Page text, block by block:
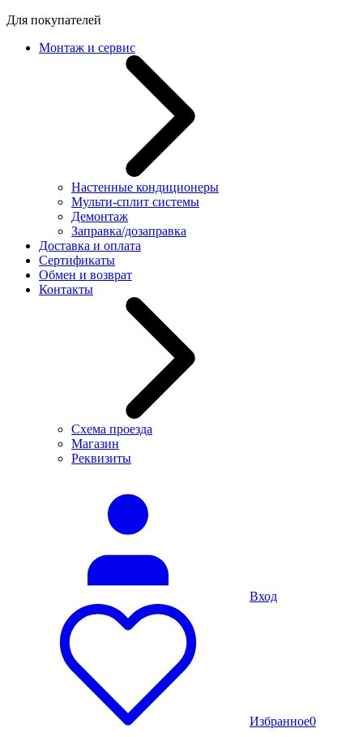
Для покупателей
Монтаж и сервис
Настенные кондиционеры
Мульти-сплит системы
Демонтаж
Заправка/дозаправка
Доставка и оплата
Сертификаты
Обмен и возврат
Контакты
Схема проезда
Магазин
Реквизиты
Вход
Избранное0